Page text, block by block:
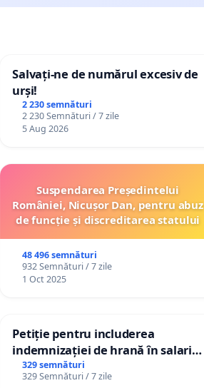
Salvați-ne de numărul excesiv de
urși!
2 230 semnături
2 230 Semnături / 7 zile
5 Aug 2026
Suspendarea Președintelui
României, Nicușor Dan, pentru abuz
de funcție și discreditarea statului
48 496 semnături
932 Semnături / 7 zile
1 Oct 2025
Petiție pentru includerea
indemnizației de hrană în salariul
de bază și protejarea gradațiilor
de vechime pentru asistenții
329 semnături
329 Semnături / 7 zile